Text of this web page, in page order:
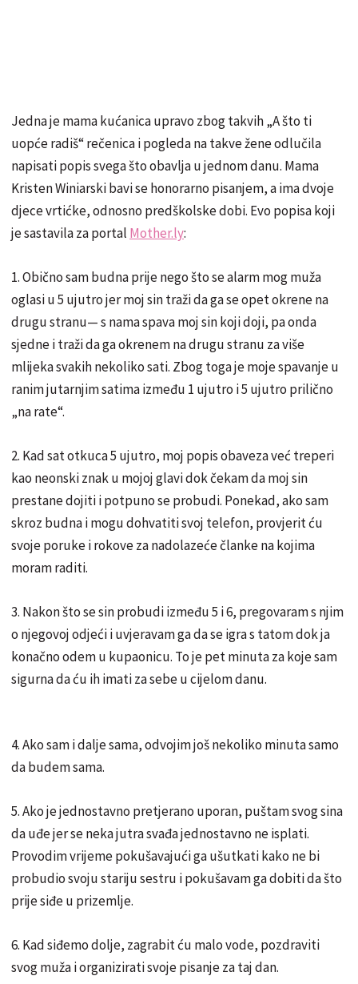
Jedna je mama kućanica upravo zbog takvih „A što ti
uopće radiš“ rečenica i pogleda na takve žene odlučila
napisati popis svega što obavlja u jednom danu. Mama
Kristen Winiarski bavi se honorarno pisanjem, a ima dvoje
djece vrtićke, odnosno predškolske dobi. Evo popisa koji
je sastavila za portal Mother.ly:
1. Obično sam budna prije nego što se alarm mog muža
oglasi u 5 ujutro jer moj sin traži da ga se opet okrene na
drugu stranu— s nama spava moj sin koji doji, pa onda
sjedne i traži da ga okrenem na drugu stranu za više
mlijeka svakih nekoliko sati. Zbog toga je moje spavanje u
ranim jutarnjim satima između 1 ujutro i 5 ujutro prilično
„na rate“.
2. Kad sat otkuca 5 ujutro, moj popis obaveza već treperi
kao neonski znak u mojoj glavi dok čekam da moj sin
prestane dojiti i potpuno se probudi. Ponekad, ako sam
skroz budna i mogu dohvatiti svoj telefon, provjerit ću
svoje poruke i rokove za nadolazeće članke na kojima
moram raditi.
3. Nakon što se sin probudi između 5 i 6, pregovaram s njim
o njegovoj odjeći i uvjeravam ga da se igra s tatom dok ja
konačno odem u kupaonicu. To je pet minuta za koje sam
sigurna da ću ih imati za sebe u cijelom danu.
4. Ako sam i dalje sama, odvojim još nekoliko minuta samo
da budem sama.
5. Ako je jednostavno pretjerano uporan, puštam svog sina
da uđe jer se neka jutra svađa jednostavno ne isplati.
Provodim vrijeme pokušavajući ga ušutkati kako ne bi
probudio svoju stariju sestru i pokušavam ga dobiti da što
prije siđe u prizemlje.
6. Kad siđemo dolje, zagrabit ću malo vode, pozdraviti
svog muža i organizirati svoje pisanje za taj dan.